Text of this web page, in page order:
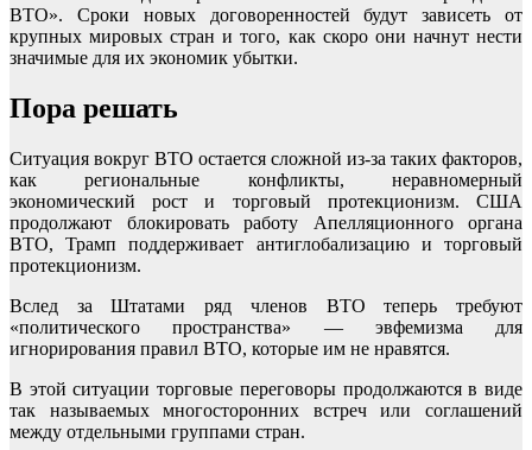
ВТО». Сроки новых договоренностей будут зависеть от
крупных мировых стран и того, как скоро они начнут нести
значимые для их экономик убытки.
Пора решать
Ситуация вокруг ВТО остается сложной из-за таких факторов,
как региональные конфликты, неравномерный
экономический рост и торговый протекционизм. США
продолжают блокировать работу Апелляционного органа
ВТО, Трамп поддерживает антиглобализацию и торговый
протекционизм.
Вслед за Штатами ряд членов ВТО теперь требуют
«политического пространства» — эвфемизма для
игнорирования правил ВТО, которые им не нравятся.
В этой ситуации торговые переговоры продолжаются в виде
так называемых многосторонних встреч или соглашений
между отдельными группами стран.